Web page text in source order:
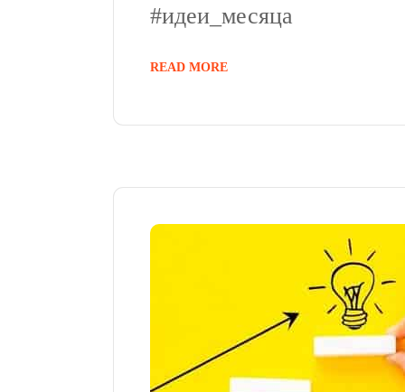
#идеи_месяца
READ MORE